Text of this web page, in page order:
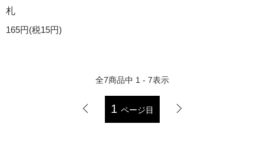
札
165円(税15円)
全7商品中 1 - 7表示
1 ページ目